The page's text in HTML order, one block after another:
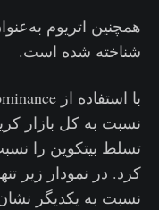
همچنین اتریوم
شناخته شده است.
نسبت به کل بازار
تسلط بیتکوین را
کرد. در نمودار زیر
نسبت به یکدیگر